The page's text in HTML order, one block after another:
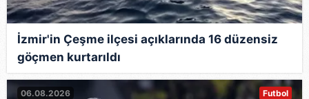
İzmir'in Çeşme ilçesi açıklarında 16 düzensiz
göçmen kurtarıldı
06.08.2026 Futbol